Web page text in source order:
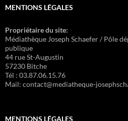
MENTIONS LÉGALES
Propriétaire du site:
Médiathèque Joseph Schaefer / Pôle
publique
44 rue St-Augustin
57230 Bitche
Tél : 03.87.06.15.76
Mail: contact@mediatheque-
MENTIONS LÉGALES